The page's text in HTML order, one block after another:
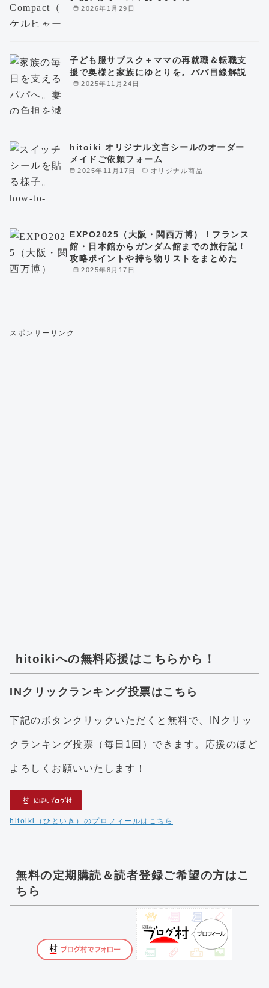
2026年1月29日
2025年11月24日
子ども服サブスク＋ママの再就職＆転職支
援で奥様と家族にゆとりを。パパ目線解説
2025年11月17日 オリジナル商品
hitoiki オリジナル文言シールのオーダー
メイドご依頼フォーム
2025年8月17日
EXPO2025（大阪・関西万博）！フランス
館・日本館からガンダム館までの旅行記！
攻略ポイントや持ち物リストをまとめた
スポンサーリンク
hitoikiへの無料応援はこちらから！
INクリックランキング投票はこちら
下記のボタンクリックいただくと無料で、INクリッ
クランキング投票（毎日1回）できます。応援のほど
よろしくお願いいたします！
hitoiki（ひといき）のプロフィールはこちら
無料の定期購読＆読者登録ご希望の方はこ
ちら